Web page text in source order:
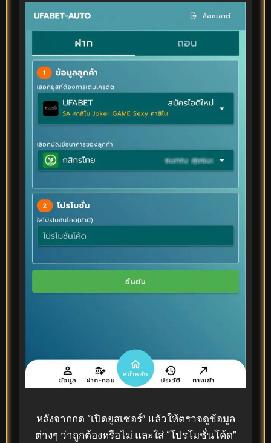
หลังจากกด “เปิดยูสเซอร์” แล้วให้ตรวจดูข้อมูล
ต่างๆ ว่าถูกต้องหรือไม่ และใส่ “โปรโมชั่นโค้ด”